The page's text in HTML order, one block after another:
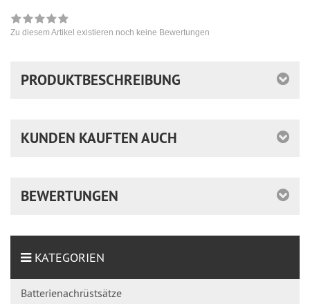
Zu diesem Artikel existieren noch keine Bewertungen
PRODUKTBESCHREIBUNG
KUNDEN KAUFTEN AUCH
BEWERTUNGEN
KATEGORIEN
Batterienachrüstsätze